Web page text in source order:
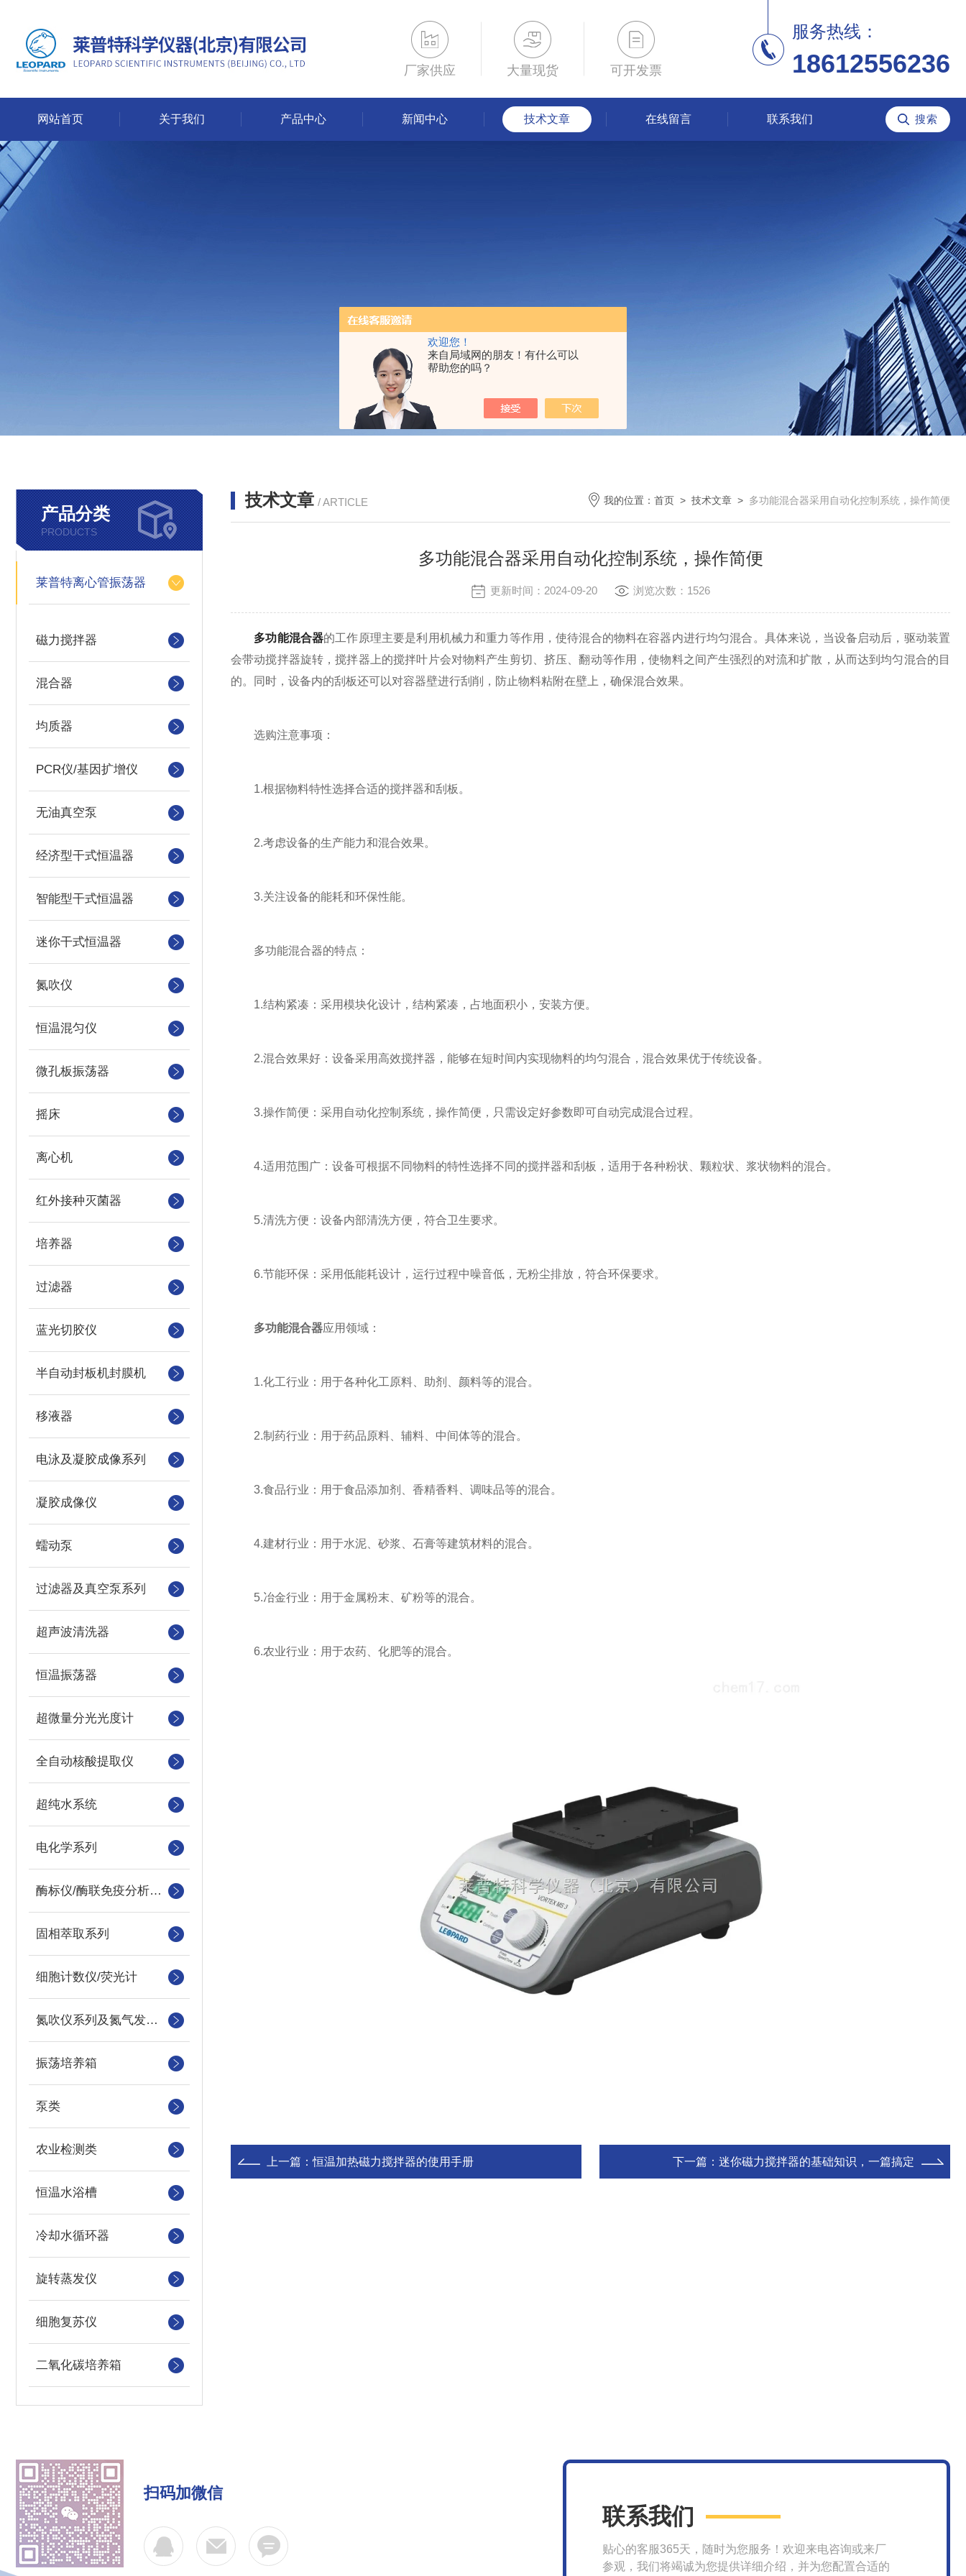
欢迎您！
来自局域网的朋友！有什么可以
帮助您的吗？
厂家供应 大量现货 可开发票
服务热线：
18612556236
网站首页 关于我们 产品中心 新闻中心 技术文章 在线留言 联系我们
产品分类
PRODUCTS
莱普特离心管振荡器
磁力搅拌器
混合器
均质器
PCR仪/基因扩增仪
无油真空泵
经济型干式恒温器
智能型干式恒温器
迷你干式恒温器
氮吹仪
恒温混匀仪
微孔板振荡器
摇床
离心机
红外接种灭菌器
培养器
过滤器
蓝光切胶仪
半自动封板机封膜机
移液器
电泳及凝胶成像系列
凝胶成像仪
蠕动泵
过滤器及真空泵系列
超声波清洗器
恒温振荡器
超微量分光光度计
全自动核酸提取仪
超纯水系统
电化学系列
酶标仪/酶联免疫分析仪及洗板机
固相萃取系列
细胞计数仪/荧光计
氮吹仪系列及氮气发生器
振荡培养箱
泵类
农业检测类
恒温水浴槽
冷却水循环器
旋转蒸发仪
细胞复苏仪
二氧化碳培养箱
技术文章 / ARTICLE 我的位置： 首页 > 技术文章 > 多功能混合器采用自动化控制系统，操作简便
多功能混合器采用自动化控制系统，操作简便
更新时间：2024-09-20 浏览次数：1526
多功能混合器的工作原理主要是利用机械力和重力等作用，使待混合的物料在容器内进行均匀混合。具体来说，当设备启动后，驱动装置
会带动搅拌器旋转，搅拌器上的搅拌叶片会对物料产生剪切、挤压、翻动等作用，使物料之间产生强烈的对流和扩散，从而达到均匀混合的目
的。同时，设备内的刮板还可以对容器壁进行刮削，防止物料粘附在壁上，确保混合效果。
选购注意事项：
1.根据物料特性选择合适的搅拌器和刮板。
2.考虑设备的生产能力和混合效果。
3.关注设备的能耗和环保性能。
多功能混合器的特点：
1.结构紧凑：采用模块化设计，结构紧凑，占地面积小，安装方便。
2.混合效果好：设备采用高效搅拌器，能够在短时间内实现物料的均匀混合，混合效果优于传统设备。
3.操作简便：采用自动化控制系统，操作简便，只需设定好参数即可自动完成混合过程。
4.适用范围广：设备可根据不同物料的特性选择不同的搅拌器和刮板，适用于各种粉状、颗粒状、浆状物料的混合。
5.清洗方便：设备内部清洗方便，符合卫生要求。
6.节能环保：采用低能耗设计，运行过程中噪音低，无粉尘排放，符合环保要求。
多功能混合器应用领域：
1.化工行业：用于各种化工原料、助剂、颜料等的混合。
2.制药行业：用于药品原料、辅料、中间体等的混合。
3.食品行业：用于食品添加剂、香精香料、调味品等的混合。
4.建材行业：用于水泥、砂浆、石膏等建筑材料的混合。
5.冶金行业：用于金属粉末、矿粉等的混合。
6.农业行业：用于农药、化肥等的混合。
上一篇：恒温加热磁力搅拌器的使用手册 下一篇： 迷你磁力搅拌器的基础知识，一篇搞定
扫码加微信
联系我们
贴心的客服365天，随时为您服务！欢迎来电咨询或来厂
参观，我们将竭诚为您提供详细介绍，并为您配置合适的